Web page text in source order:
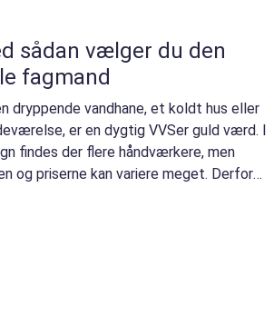
fagmand
dryppende vandhane, et koldt hus eller
er en dygtig VVSer guld værd. I
findes der flere håndværkere, men
og priserne kan variere meget. Derfor